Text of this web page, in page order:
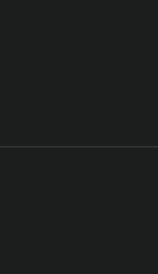
E360 là điểm